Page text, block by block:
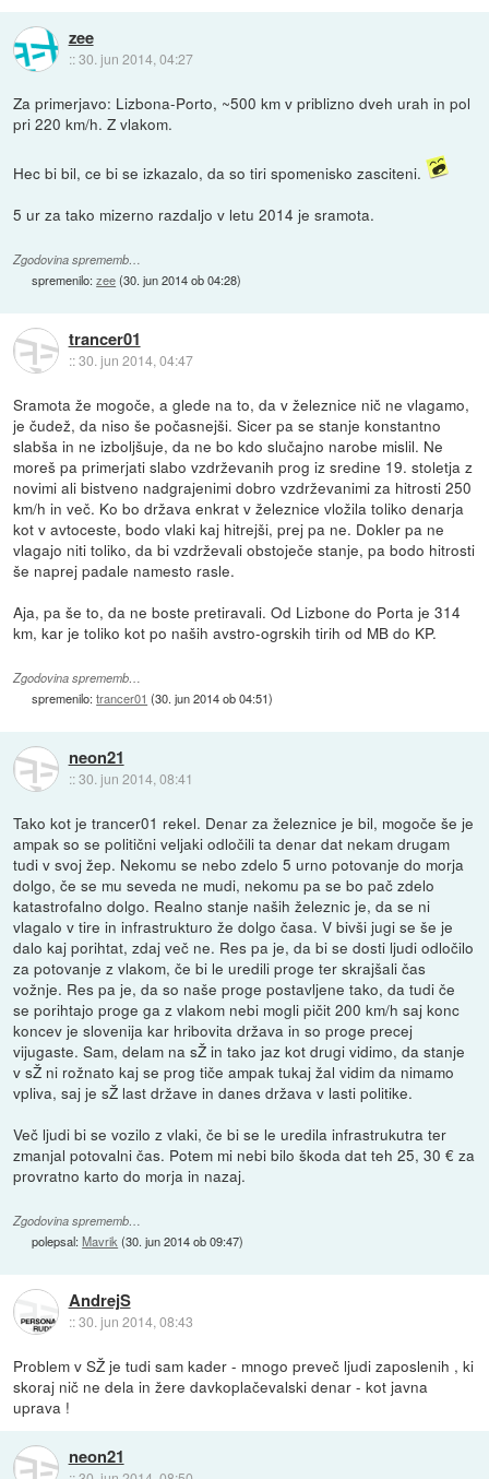
zee
::30. jun 2014, 04:27
Za primerjavo: Lizbona-Porto, ~500 km v priblizno dveh urah in pol
pri 220 km/h. Z vlakom.
Hec bi bil, ce bi se izkazalo, da so tiri spomenisko zasciteni.
5 ur za tako mizerno razdaljo v letu 2014 je sramota.
Zgodovina sprememb…
spremenilo:zee(30. jun 2014 ob 04:28)
trancer01
::30. jun 2014, 04:47
Sramota že mogoče, a glede na to, da v železnice nič ne vlagamo,
je čudež, da niso še počasnejši. Sicer pa se stanje konstantno
slabša in ne izboljšuje, da ne bo kdo slučajno narobe mislil. Ne
moreš pa primerjati slabo vzdrževanih prog iz sredine 19. stoletja z
novimi ali bistveno nadgrajenimi dobro vzdrževanimi za hitrosti 250
km/h in več. Ko bo država enkrat v železnice vložila toliko denarja
kot v avtoceste, bodo vlaki kaj hitrejši, prej pa ne. Dokler pa ne
vlagajo niti toliko, da bi vzdrževali obstoječe stanje, pa bodo hitrosti
še naprej padale namesto rasle.
Aja, pa še to, da ne boste pretiravali. Od Lizbone do Porta je 314
km, kar je toliko kot po naših avstro-ogrskih tirih od MB do KP.
Zgodovina sprememb…
spremenilo:trancer01 (30. jun 2014 ob 04:51)
neon21
::30. jun 2014, 08:41
Tako kot je trancer01 rekel. Denar za železnice je bil, mogoče še je
ampak so se politični veljaki odločili ta denar dat nekam drugam
tudi v svoj žep. Nekomu se nebo zdelo 5 urno potovanje do morja
dolgo, če se mu seveda ne mudi, nekomu pa se bo pač zdelo
katastrofalno dolgo. Realno stanje naših železnic je, da se ni
vlagalo v tire in infrastrukturo že dolgo časa. V bivši jugi se še je
dalo kaj porihtat, zdaj več ne. Res pa je, da bi se dosti ljudi odločilo
za potovanje z vlakom, če bi le uredili proge ter skrajšali čas
vožnje. Res pa je, da so naše proge postavljene tako, da tudi če
se porihtajo proge ga z vlakom nebi mogli pičit 200 km/h saj konc
koncev je slovenija kar hribovita država in so proge precej
vijugaste. Sam, delam na sŽ in tako jaz kot drugi vidimo, da stanje
v sŽ ni rožnato kaj se prog tiče ampak tukaj žal vidim da nimamo
vpliva, saj je sŽ last države in danes država v lasti politike.
Več ljudi bi se vozilo z vlaki, če bi se le uredila infrastrukutra ter
zmanjal potovalni čas. Potem mi nebi bilo škoda dat teh 25, 30 € za
provratno karto do morja in nazaj.
Zgodovina sprememb…
polepsal:Mavrik(30. jun 2014 ob 09:47)
AndrejS
::30. jun 2014, 08:43
Problem v SŽ je tudi sam kader - mnogo preveč ljudi zaposlenih , ki
skoraj nič ne dela in žere davkoplačevalski denar - kot javna
uprava !
neon21